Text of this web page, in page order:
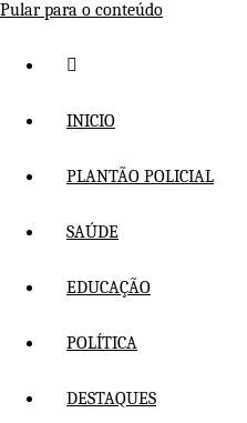
Pular para o conteúdo
INICIO
PLANTÃO POLICIAL
SAÚDE
EDUCAÇÃO
POLÍTICA
DESTAQUES